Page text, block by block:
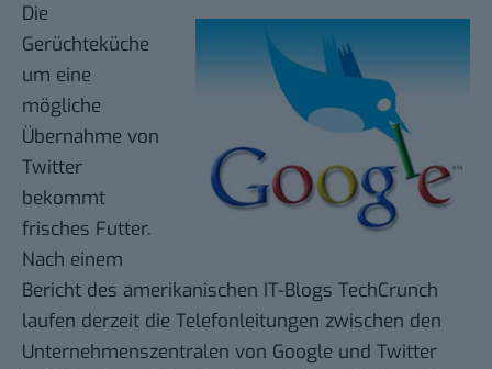
Die
Gerüchteküche
um eine
mögliche
Übernahme von
Twitter
bekommt
frisches Futter.
Nach einem
Bericht des amerikanischen IT-Blogs TechCrunch
laufen derzeit die Telefonleitungen zwischen den
Unternehmenszentralen von Google und Twitter